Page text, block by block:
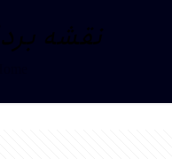
نقشه